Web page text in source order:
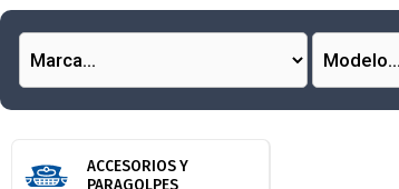
ACCESORIOS Y
PARAGOLPES